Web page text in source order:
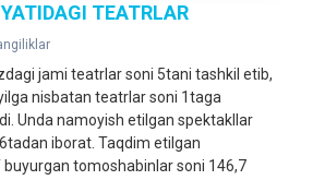
TEATRLAR
jami teatrlar soni 5tani tashkil etib,
nisbatan teatrlar soni 1taga
Unda namoyish etilgan spektakllar
iborat. Taqdim etilgan
tomoshabinlar soni 146,7